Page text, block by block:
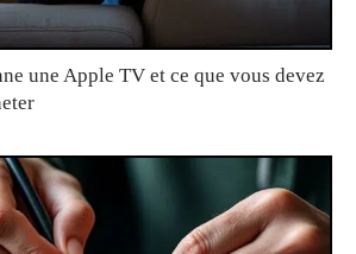
une Apple TV et ce que vous devez